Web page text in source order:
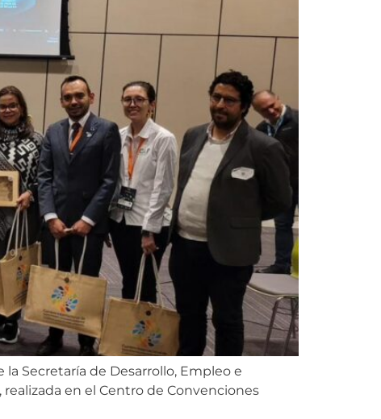
Secretaría de Desarrollo, Empleo e
en el Centro de Convenciones